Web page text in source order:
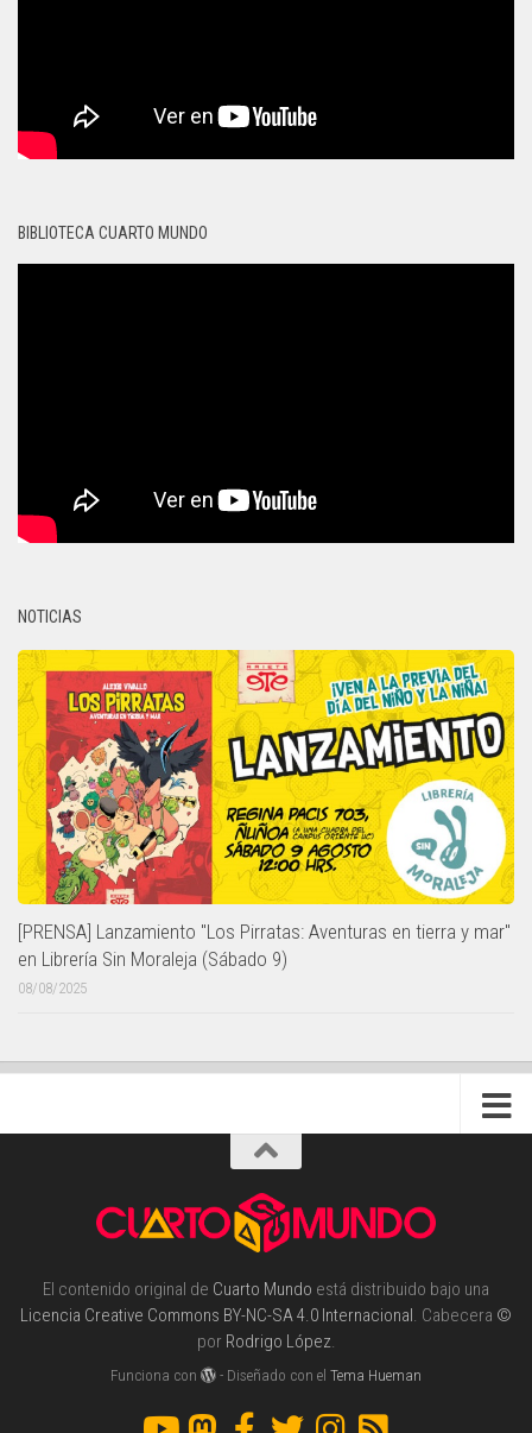
BIBLIOTECA CUARTO MUNDO
NOTICIAS
[PRENSA] Lanzamiento "Los Pirratas: Aventuras en tierra y mar"
en Librería Sin Moraleja (Sábado 9)
08/08/2025
El contenido original de Cuarto Mundo está distribuido bajo una
Licencia Creative Commons BY-NC-SA 4.0 Internacional. Cabecera ©
por Rodrigo López.
Funciona con - Diseñado con elTema Hueman